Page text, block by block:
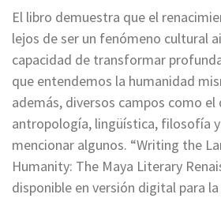
El libro demuestra que el
lejos de ser un fenómeno cultural
capacidad de transformar
que entendemos la humanidad
además, diversos campos como
antropología, lingüística, filosofía
mencionar algunos. “Writing the
Humanity: The Maya Literary
disponible en versión digital para